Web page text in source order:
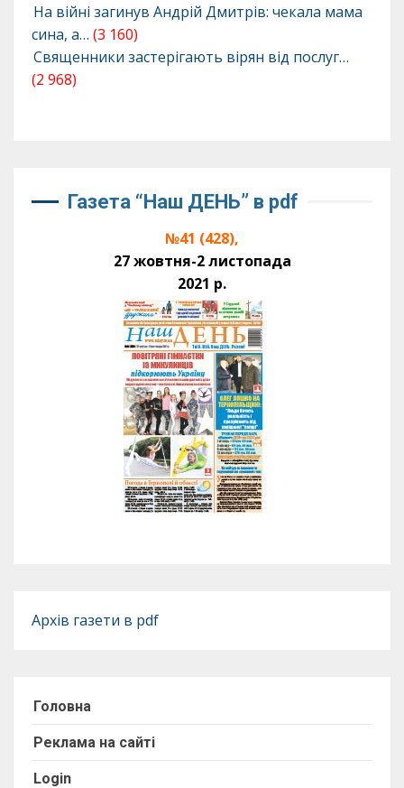
На війні загинув Андрій Дмитрів: чекала мама
сина, а… (3 160)
Священники застерігають вірян від послуг…
(2 968)
Газета “Наш ДЕНЬ” в pdf
№41 (428),
27 жовтня-2 листопада
2021 р.
Архів газети в pdf
Головна
Реклама на сайті
Login